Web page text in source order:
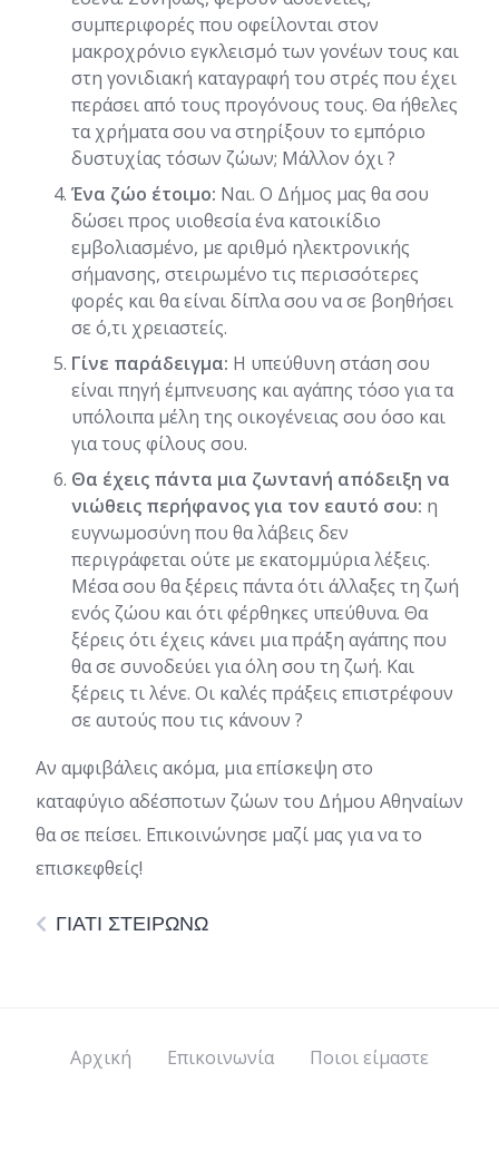
συμπεριφορές που οφείλονται στον
μακροχρόνιο εγκλεισμό των γονέων τους και
στη γονιδιακή καταγραφή του στρές που έχει
περάσει από τους προγόνους τους. Θα ήθελες
τα χρήματα σου να στηρίξουν το εμπόριο
δυστυχίας τόσων ζώων; Μάλλον όχι ?
Ένα ζώο έτοιμο: Ναι. Ο Δήμος μας θα σου
δώσει προς υιοθεσία ένα κατοικίδιο
εμβολιασμένο, με αριθμό ηλεκτρονικής
σήμανσης, στειρωμένο τις περισσότερες
φορές και θα είναι δίπλα σου να σε βοηθήσει
σε ό,τι χρειαστείς.
Γίνε παράδειγμα: Η υπεύθυνη στάση σου
είναι πηγή έμπνευσης και αγάπης τόσο για τα
υπόλοιπα μέλη της οικογένειας σου όσο και
για τους φίλους σου.
Θα έχεις πάντα μια ζωντανή απόδειξη να
νιώθεις περήφανος για τον εαυτό σου: η
ευγνωμοσύνη που θα λάβεις δεν
περιγράφεται ούτε με εκατομμύρια λέξεις.
Μέσα σου θα ξέρεις πάντα ότι άλλαξες τη ζωή
ενός ζώου και ότι φέρθηκες υπεύθυνα. Θα
ξέρεις ότι έχεις κάνει μια πράξη αγάπης που
θα σε συνοδεύει για όλη σου τη ζωή. Και
ξέρεις τι λένε. Οι καλές πράξεις επιστρέφουν
σε αυτούς που τις κάνουν ?
Αν αμφιβάλεις ακόμα, μια επίσκεψη στο
καταφύγιο αδέσποτων ζώων του Δήμου Αθηναίων
θα σε πείσει. Επικοινώνησε μαζί μας για να το
επισκεφθείς!
ΓΙΑΤΙ ΣΤΕΙΡΩΝΩ
Αρχική Επικοινωνία Ποιοι είμαστε